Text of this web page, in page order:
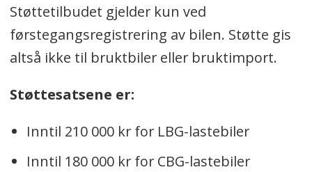
Støttetilbudet gjelder kun ved
førstegangsregistrering av bilen. Støtte gis
altså ikke til bruktbiler eller bruktimport.
Støttesatsene er:
Inntil 210 000 kr for LBG-lastebiler
Inntil 180 000 kr for CBG-lastebiler